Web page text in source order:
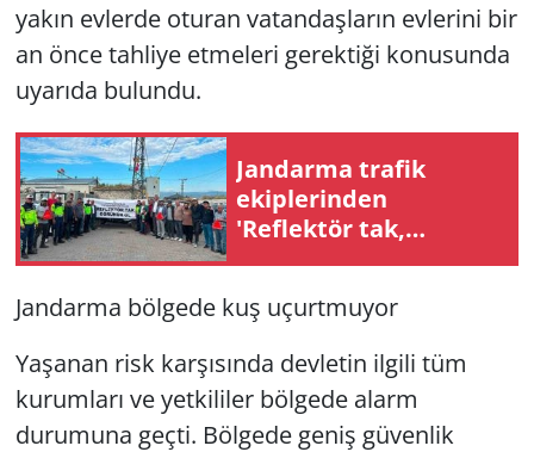
yakın evlerde oturan vatandaşların evlerini bir
an önce tahliye etmeleri gerektiği konusunda
uyarıda bulundu.
Jandarma trafik
ekiplerinden
'Reflektör tak,
görünür ol'
Jandarma bölgede kuş uçurtmuyor
Yaşanan risk karşısında devletin ilgili tüm
kurumları ve yetkililer bölgede alarm
durumuna geçti. Bölgede geniş güvenlik